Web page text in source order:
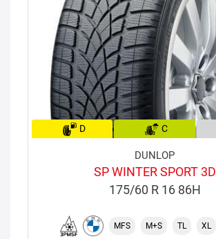
D C
DUNLOP
SP WINTER SPORT 3D
175/60 R 16 86H
MFS M+S TL XL